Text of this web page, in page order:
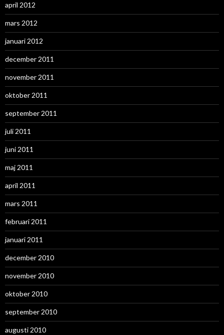
april 2012
mars 2012
januari 2012
december 2011
november 2011
oktober 2011
september 2011
juli 2011
juni 2011
maj 2011
april 2011
mars 2011
februari 2011
januari 2011
december 2010
november 2010
oktober 2010
september 2010
augusti 2010